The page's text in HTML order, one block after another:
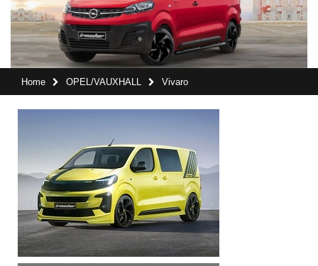
Home OPEL/VAUXHALL Vivaro